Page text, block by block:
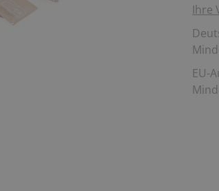
Ihre
EU-